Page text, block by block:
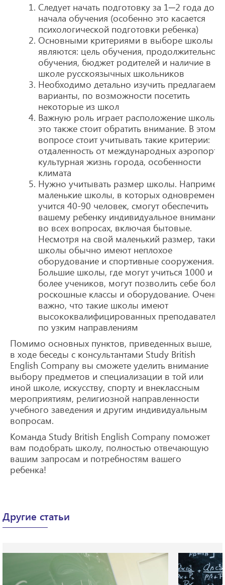
Следует начать подготовку за 1─2 года до
начала обучения (особенно это касается
психологической подготовки ребенка)
Основными критериями в выборе школы
являются: цель обучения,
обучения, бюджет родителей и наличие в
школе русскоязычных школьников
Необходимо детально изучить
варианты, по возможности посетить
некоторые из школ
Важную роль играет расположение школы,
это также стоит обратить внимание. В этом
вопросе стоит учитывать такие критерии:
отдаленность от международных
культурная жизнь города, особенности
климата
Нужно учитывать размер школы. Например,
маленькие школы, в которых одновременно
учится 40-90 человек, смогут обеспечить
вашему ребенку индивидуальное внимание
во всех вопросах, включая бытовые.
Несмотря на свой маленький размер, такие
школы обычно имеют неплохое
оборудование и спортивные сооружения.
Большие школы, где могут учиться 1000 и
более учеников, могут позволить себе более
роскошные классы и оборудование. Очень
важно, что такие школы имеют
высококвалифицированных преподавателей
по узким направлениям
Помимо основных пунктов, приведенных выше,
в ходе беседы с консультантами Study British
English Company вы сможете уделить внимание
выбору предметов и специализации в той или
иной школе, искусству, спорту и внеклассным
мероприятиям, религиозной направленности
учебного заведения и другим индивидуальным
вопросам.
Команда Study British English Company поможет
вам подобрать школу, полностью отвечающую
вашим запросам и потребностям вашего
ребенка!
Другие статьи